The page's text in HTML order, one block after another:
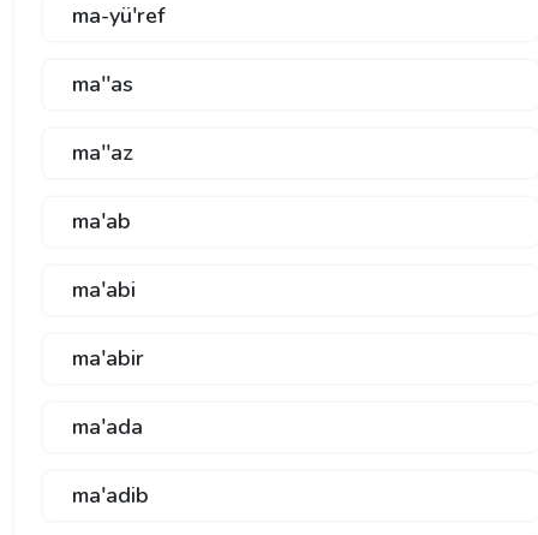
ma-yü'ref
ma''as
ma''az
ma'ab
ma'abi
ma'abir
ma'ada
ma'adib